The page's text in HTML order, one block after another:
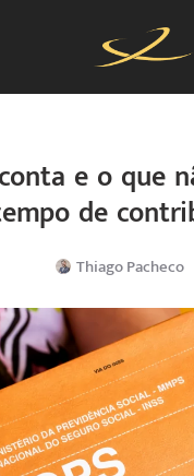
e o que
de
Thiago Pacheco